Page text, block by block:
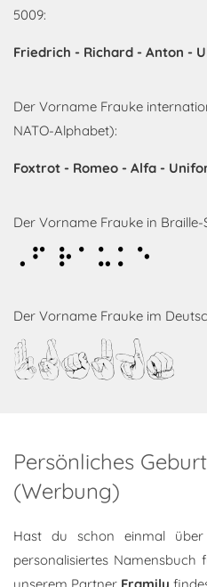
5009:
Friedrich - Richard - Anton -
Der Vorname Frauke
NATO-Alphabet):
Foxtrot - Romeo - Alfa -
Der Vorname Frauke in Braille-
Frauke
Der Vorname Frauke im
Frauke
Persönliches
(Werbung)
Hast du schon einmal
personalisiertes Namensbuch